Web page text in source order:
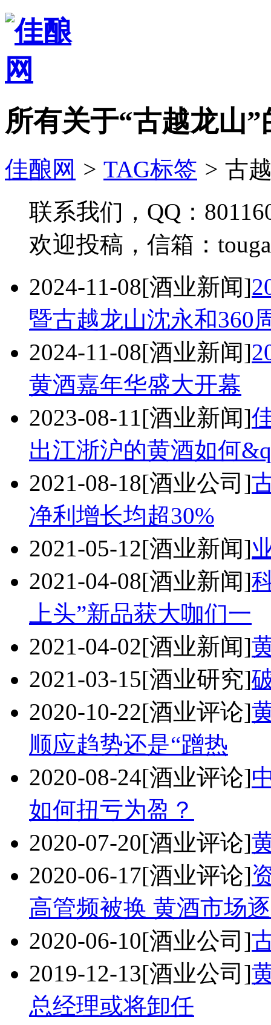
所有关于“古越龙山”
佳酿网 > TAG标签 > 古
联系我们，QQ：
欢迎投稿，信箱：
2024-11-08[酒业新闻]
暨古越龙山沈永和360
2024-11-08[酒业新闻]
黄酒嘉年华盛大开幕
2023-08-11[酒业新闻]
出江浙沪的黄酒如何
2021-08-18[酒业公司]
净利增长均超30%
2021-05-12[酒业新闻]
2021-04-08[酒业新闻]
上头”新品获大咖们一
2021-04-02[酒业新闻]
2021-03-15[酒业研究]
2020-10-22[酒业评论]
顺应趋势还是“蹭热
2020-08-24[酒业评论]
如何扭亏为盈？
2020-07-20[酒业评论]
2020-06-17[酒业评论]
高管频被换 黄酒市场逐
2020-06-10[酒业公司]
2019-12-13[酒业公司]
总经理或将卸任